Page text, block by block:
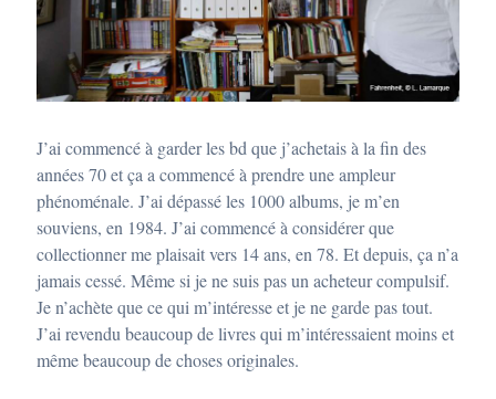
J’ai commencé à garder les bd que j’achetais à la fin des
années 70 et ça a commencé à prendre une ampleur
phénoménale. J’ai dépassé les 1000 albums, je m’en
souviens, en 1984. J’ai commencé à considérer que
collectionner me plaisait vers 14 ans, en 78. Et depuis, ça n’a
jamais cessé. Même si je ne suis pas un acheteur compulsif.
Je n’achète que ce qui m’intéresse et je ne garde pas tout.
J’ai revendu beaucoup de livres qui m’intéressaient moins et
même beaucoup de choses originales.